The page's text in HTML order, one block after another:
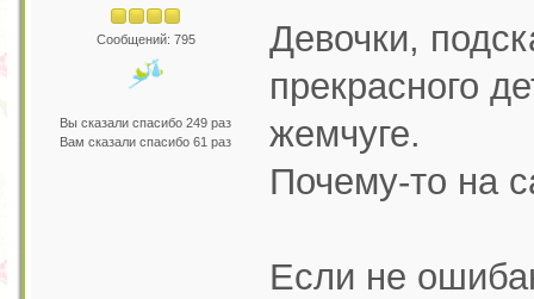
Сообщений: 795
Вы сказали спасибо 249 раз
Вам сказали спасибо 61 раз
Девочки,
прекрасного
жемчуге.
Почему-то на
Если не